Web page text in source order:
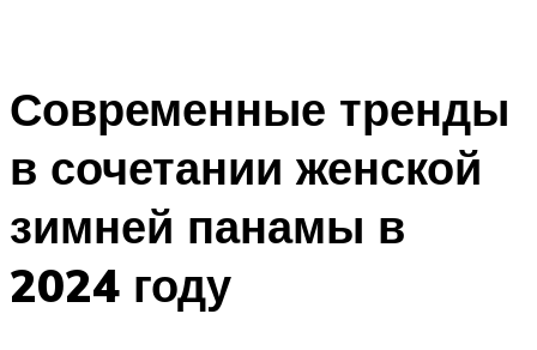
Современные тренды
в сочетании женской
зимней панамы в
2024 году